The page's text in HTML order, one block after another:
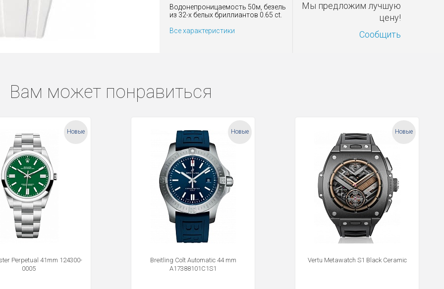
Водонепроницаемость 50м, безель
из 32-х белых бриллиантов 0.65 ct.
Все характеристики
Мы предложим лучшую
цену!
Сообщить
Вам может понравиться
Новые
Perpetual 41mm 124300-
0005
Новые
Breitling Colt Automatic 44 mm
A17388101C1S1
Новые
Vertu Metawatch S1 Black Ceramic